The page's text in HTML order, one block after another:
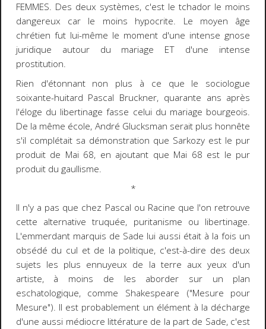
FEMMES. Des deux systèmes, c'est le tchador le moins
dangereux car le moins hypocrite. Le moyen âge
chrétien fut lui-même le moment d'une intense gnose
juridique autour du mariage ET d'une intense
prostitution.
Rien d'étonnant non plus à ce que le sociologue
soixante-huitard Pascal Bruckner, quarante ans après
l'éloge du libertinage fasse celui du mariage bourgeois.
De la même école, André Glucksman serait plus honnête
s'il complétait sa démonstration que Sarkozy est le pur
produit de Mai 68, en ajoutant que Mai 68 est le pur
produit du gaullisme.
*
Il n'y a pas que chez Pascal ou Racine que l'on retrouve
cette alternative truquée, puritanisme ou libertinage.
L'emmerdant marquis de Sade lui aussi était à la fois un
obsédé du cul et de la politique, c'est-à-dire des deux
sujets les plus ennuyeux de la terre aux yeux d'un
artiste, à moins de les aborder sur un plan
eschatologique, comme Shakespeare ("Mesure pour
Mesure"). Il est probablement un élément à la décharge
d'une aussi médiocre littérature de la part de Sade, c'est